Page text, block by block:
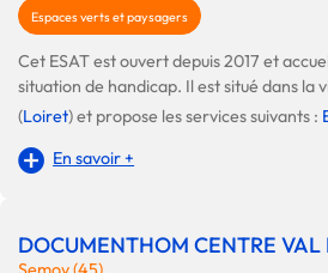
Espaces verts et paysagers
Cet ESAT est ouvert depuis 2017 et
situation de handicap. Il est situé dans la
(Loiret) et propose les services suivants :
En savoir +
DOCUMENTHOM CENTRE VAL